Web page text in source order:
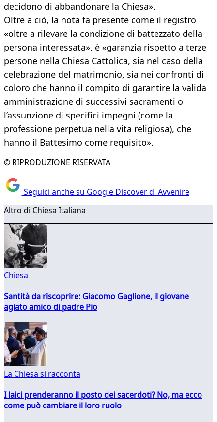
decidono di abbandonare la Chiesa».
Oltre a ciò, la nota fa presente come il registro
«oltre a rilevare la condizione di battezzato della
persona interessata», è «garanzia rispetto a terze
persone nella Chiesa Cattolica, sia nel caso della
celebrazione del matrimonio, sia nei confronti di
coloro che hanno il compito di garantire la valida
amministrazione di successivi sacramenti o
l’assunzione di specifici impegni (come la
professione perpetua nella vita religiosa), che
hanno il Battesimo come requisito».
© RIPRODUZIONE RISERVATA
Seguici anche su Google Discover di Avvenire
Altro di Chiesa Italiana
Chiesa
Santità da riscoprire: Giacomo Gaglione, il giovane
agiato amico di padre Pio
La Chiesa si racconta
I laici prenderanno il posto dei sacerdoti? No, ma ecco
come può cambiare il loro ruolo